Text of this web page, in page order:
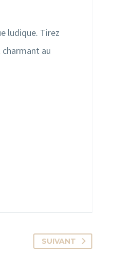
ludique. Tirez
au
SUIVANT